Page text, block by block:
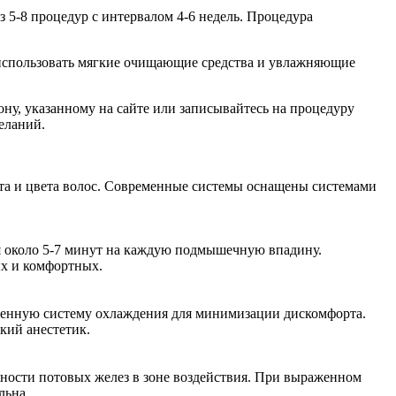
5-8 процедур с интервалом 4-6 недель. Процедура
мягкие очищающие средства и увлажняющие
указанному на сайте или записывайтесь на процедуру
и цвета волос. Современные системы оснащены системами
около 5-7 минут на каждую подмышечную впадину.
и комфортных.
систему охлаждения для минимизации дискомфорта.
анестетик.
потовых желез в зоне воздействия. При выраженном